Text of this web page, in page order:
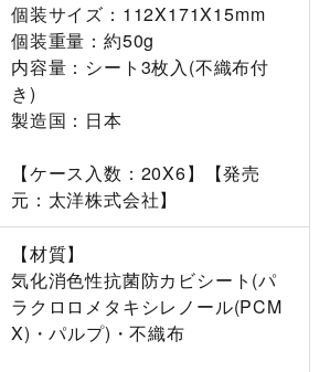
個装サイズ：112X171X15mm
個装重量：約50g
内容量：シート3枚入(不織布付
き)
製造国：日本
【ケース入数：20X6】【発売
元：太洋株式会社】
【材質】
気化消色性抗菌防カビシート(パ
ラクロロメタキシレノール(PCM
X)・パルプ)・不織布